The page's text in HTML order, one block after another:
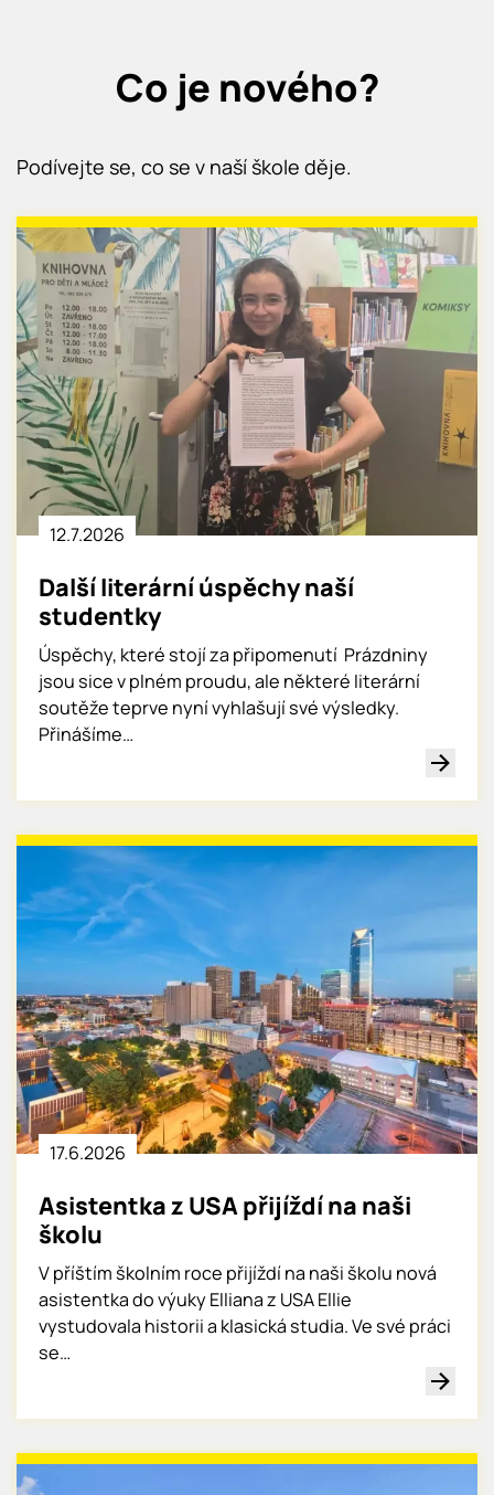
Co je nového?
Podívejte se, co se v naší škole děje.
12.7.2026
Další literární úspěchy naší
studentky
Úspěchy, které stojí za připomenutí Prázdniny
jsou sice v plném proudu, ale některé literární
soutěže teprve nyní vyhlašují své výsledky.
Přinášíme…
17.6.2026
Asistentka z USA přijíždí na naši
školu
V příštím školním roce přijíždí na naši školu nová
asistentka do výuky Elliana z USA Ellie
vystudovala historii a klasická studia. Ve své práci
se…